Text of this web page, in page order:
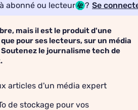
abonné ou lecteur ? Se
mais il est le produit d'une
pour ses lecteurs, sur un média
le journalisme tech de
articles d'un média expert
de stockage pour vos